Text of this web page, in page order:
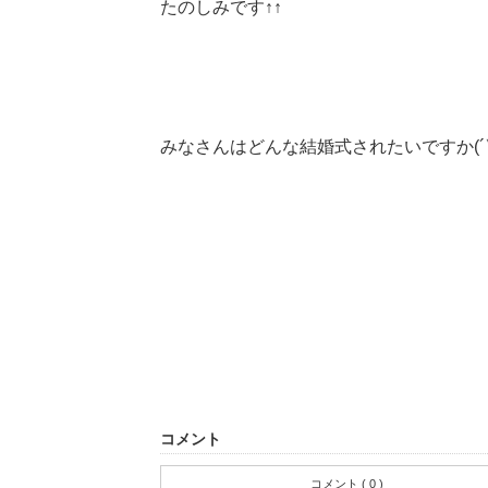
たのしみです↑↑
みなさんはどんな結婚式されたいですか
コメント
コメント ( 0 )